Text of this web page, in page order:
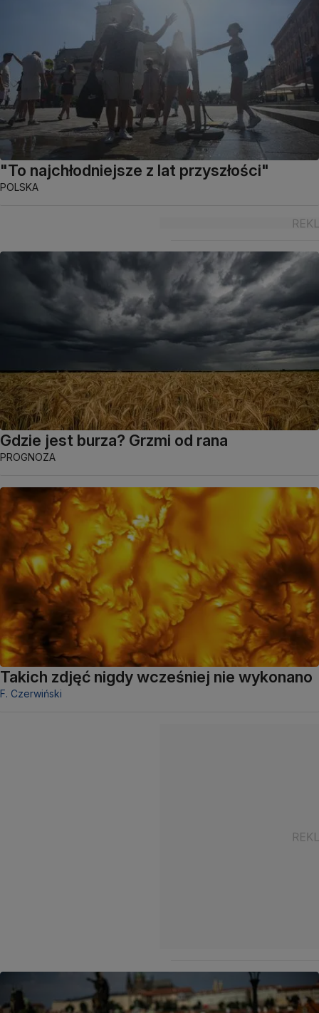
"To najchłodniejsze z lat przyszłości"
POLSKA
Gdzie jest burza? Grzmi od rana
PROGNOZA
Takich zdjęć nigdy wcześniej nie wykonano
F. Czerwiński